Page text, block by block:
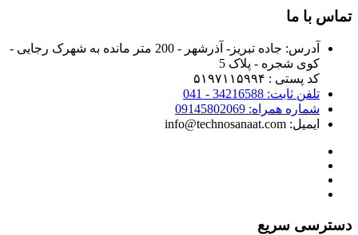
تماس با ما
آدرس:
جاده تبریز- آذرشهر - 200 متر مانده به شهرک رجایی -
کوی شجره - پلاک 5
کد پستی : ۵۱۹۷۱۱۵۹۹۴
تلفن ثابت: 34216588 - 041
شماره همراه: 09145802069
ایمیل: info@technosanaat.com
دسترسی سریع